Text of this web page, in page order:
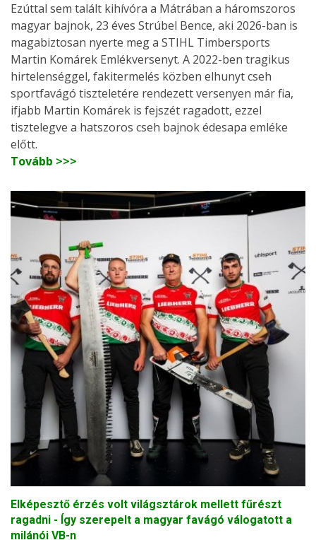
Ezúttal sem talált kihívóra a Mátrában a háromszoros
magyar bajnok, 23 éves Strúbel Bence, aki 2026-ban is
magabiztosan nyerte meg a STIHL Timbersports
Martin Komárek Emlékversenyt. A 2022-ben tragikus
hirtelenséggel, fakitermelés közben elhunyt cseh
sportfavágó tiszteletére rendezett versenyen már fia,
ifjabb Martin Komárek is fejszét ragadott, ezzel
tisztelegve a hatszoros cseh bajnok édesapa emléke
előtt.
Tovább >>>
Elképesztő érzés volt világsztárok mellett fűrészt
ragadni - Így szerepelt a magyar favágó válogatott a
milánói VB-n